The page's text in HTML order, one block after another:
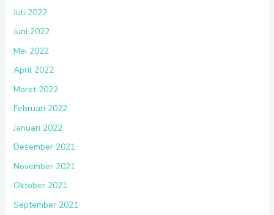
Juli 2022
Juni 2022
Mei 2022
April 2022
Maret 2022
Februari 2022
Januari 2022
Desember 2021
November 2021
Oktober 2021
September 2021